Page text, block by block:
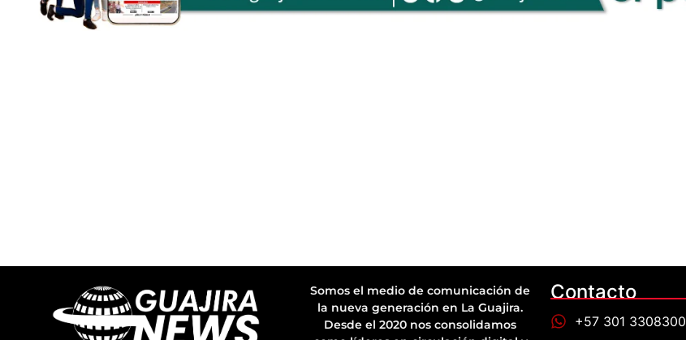
Somos el medio de comunicación de
la nueva generación en La Guajira.
Desde el 2020 nos consolidamos
Contacto
+57 301 3308300